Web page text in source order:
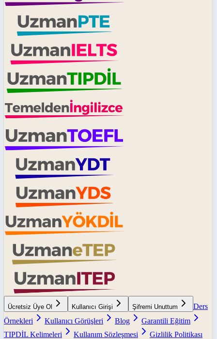
Ücretsiz Üye Ol Kullanıcı Girişi Şifremi Unuttum
Ders
Örnekleri
Kullanıcı Görüşleri Blog
Garantili Eğitim
TIPDİL Kelimeleri
Kullanım Sözleşmesi
Gizlilik Politikası